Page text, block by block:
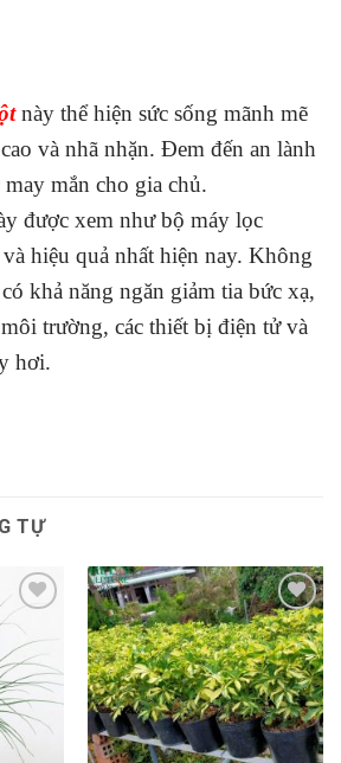
này thể hiện sức sống mãnh mẽ
và nhã nhặn. Đem đến an lành
mắn cho gia chủ.
được xem như bộ máy lọc
hiệu quả nhất hiện nay. Không
khả năng ngăn giảm tia bức xạ,
trường, các thiết bị điện tử và
hơi.
TỰ
Add to
Wishlist
Add to
Wishlist